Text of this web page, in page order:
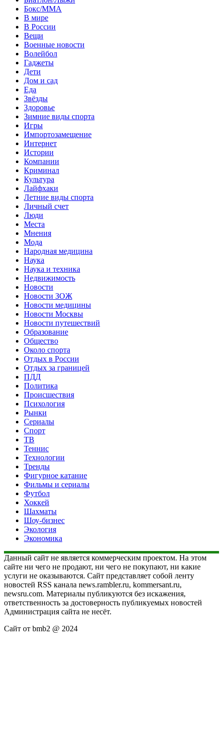
Бокс/MMA
В мире
В России
Вещи
Военные новости
Волейбол
Гаджеты
Дети
Дом и сад
Еда
Звёзды
Здоровье
Зимние виды спорта
Игры
Импортозамещение
Интернет
Истории
Компании
Криминал
Культура
Лайфхаки
Летние виды спорта
Личный счет
Люди
Места
Мнения
Мода
Народная медицина
Наука
Наука и техника
Недвижимость
Новости
Новости ЗОЖ
Новости медицины
Новости Москвы
Новости путешествий
Образование
Общество
Около спорта
Отдых в России
Отдых за границей
ПДД
Политика
Происшествия
Психология
Рынки
Сериалы
Спорт
ТВ
Теннис
Технологии
Тренды
Фигурное катание
Фильмы и сериалы
Футбол
Хоккей
Шахматы
Шоу-бизнес
Экология
Экономика
Данный сайт не является коммерческим проектом. На этом
сайте ни чего не продают, ни чего не покупают, ни какие
услуги не оказываются. Сайт представляет собой ленту
новостей RSS канала news.rambler.ru, kommersant.ru,
newsru.com. Материалы публикуются без искажения,
ответственность за достоверность публикуемых новостей
Администрация сайта не несёт.
Сайт от bmb2 @ 2024